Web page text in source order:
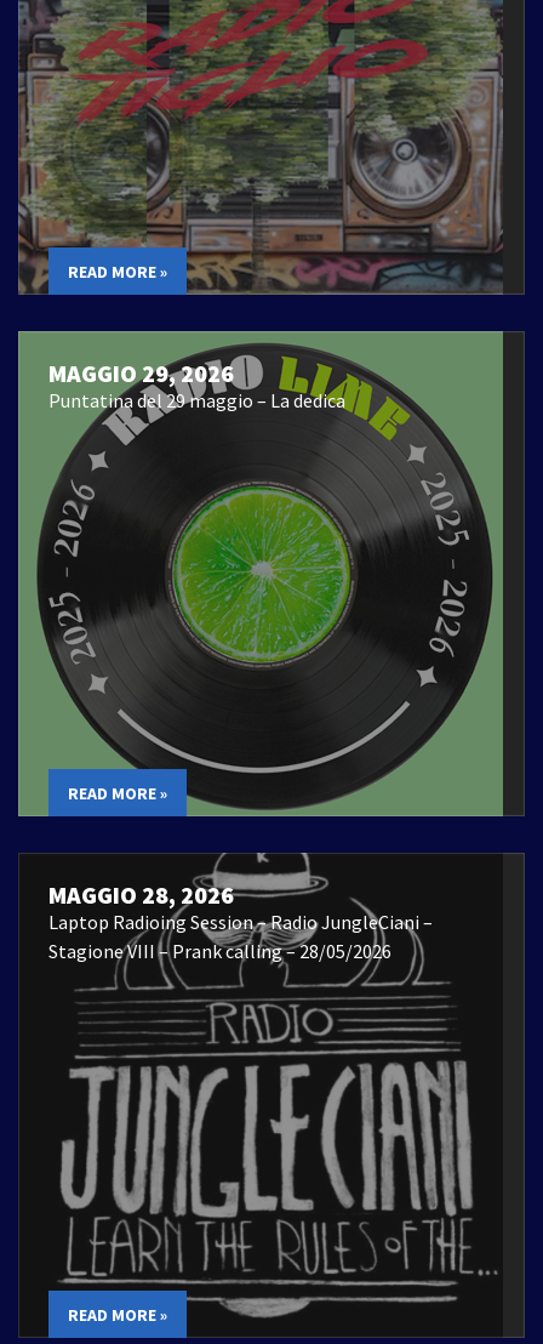
READ MORE »
MAGGIO 29, 2026
Puntatina del 29 maggio – La dedica
READ MORE »
MAGGIO 28, 2026
Laptop Radioing Session – Radio JungleCiani –
Stagione VIII – Prank calling – 28/05/2026
READ MORE »